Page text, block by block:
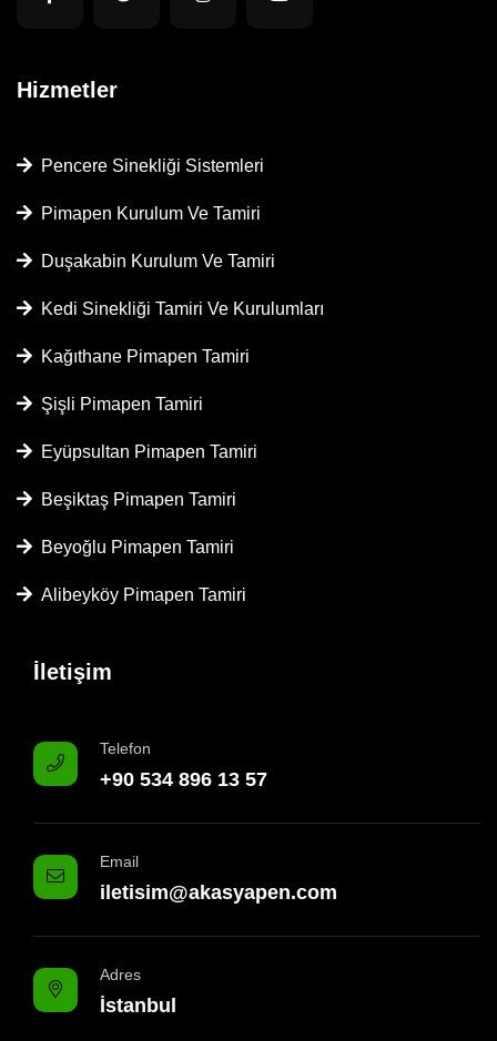
Hizmetler
Pencere Sinekliği Sistemleri
Pimapen Kurulum Ve Tamiri
Duşakabin Kurulum Ve Tamiri
Kedi Sinekliği Tamiri Ve Kurulumları
Kağıthane Pimapen Tamiri
Şişli Pimapen Tamiri
Eyüpsultan Pimapen Tamiri
Beşiktaş Pimapen Tamiri
Beyoğlu Pimapen Tamiri
Alibeyköy Pimapen Tamiri
İletişim
Telefon
+90 534 896 13 57
Email
iletisim@akasyapen.com
Adres
İstanbul